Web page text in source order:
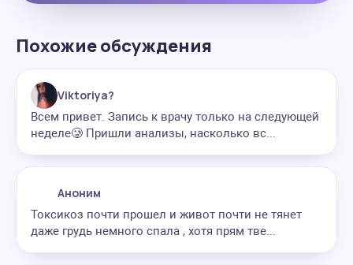
Похожие обсуждения
Viktoriya?
Всем привет. Запись к врачу только на следующей
неделе🥲 Пришли анализы, насколько вс...
Аноним
Токсикоз почти прошел и живот почти не тянет
даже грудь немного спала , хотя прям тве...